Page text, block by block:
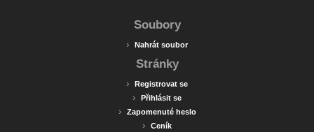
Soubory
› Nahrát soubor
Stránky
› Registrovat se
› Přihlásit se
› Zapomenuté heslo
› Ceník